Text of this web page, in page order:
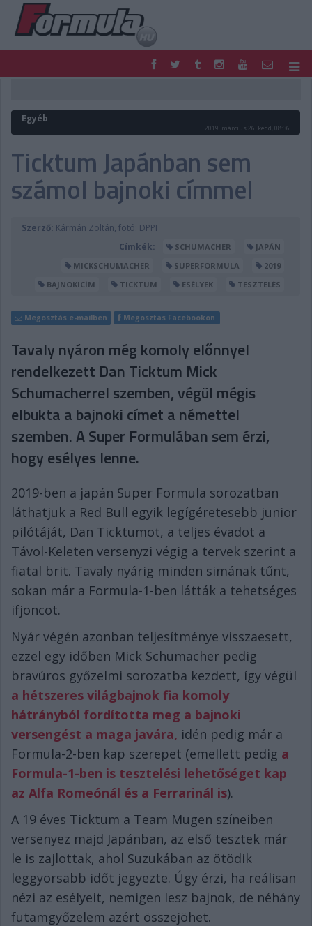
FORMULA
MOTOR
PODCAST
SHOP
TIPPJÁTÉK
DIGITÁLIS MAGAZIN
PONTÁLLÁSOK
Egyéb
2019. március 26. kedd, 08:36
Ticktum Japánban sem
számol bajnoki címmel
Szerző: Kármán Zoltán, fotó: DPPI
Címkék:
SCHUMACHER
JAPÁN
MICKSCHUMACHER
SUPERFORMULA
2019
BAJNOKICÍM
TICKTUM ESÉLYEK TESZTELÉS
Megosztás e-mailben Megosztás Facebookon
Tavaly nyáron még komoly előnnyel
rendelkezett Dan Ticktum Mick
Schumacherrel szemben, végül mégis
elbukta a bajnoki címet a némettel
szemben. A Super Formulában sem érzi,
hogy esélyes lenne.
2019-ben a japán Super Formula sorozatban
láthatjuk a Red Bull egyik legígéretesebb junior
pilótáját, Dan Ticktumot, a teljes évadot a
Távol-Keleten versenyzi végig a tervek szerint a
fiatal brit. Tavaly nyárig minden simának tűnt,
sokan már a Formula-1-ben látták a tehetséges
ifjoncot.
Nyár végén azonban teljesítménye visszaesett,
ezzel egy időben Mick Schumacher pedig
bravúros győzelmi sorozatba kezdett, így végül
a hétszeres világbajnok fia komoly
hátrányból fordította meg a bajnoki
versengést a maga javára, idén pedig már a
Formula-2-ben kap szerepet (emellett pedig a
Formula-1-ben is tesztelési lehetőséget kap
az Alfa Romeónál és a Ferrarinál is).
A 19 éves Ticktum a Team Mugen színeiben
versenyez majd Japánban, az első tesztek már
le is zajlottak, ahol Suzukában az ötödik
leggyorsabb időt jegyezte. Úgy érzi, ha reálisan
nézi az esélyeit, nemigen lesz bajnok, de néhány
futamgyőzelem azért összejöhet.